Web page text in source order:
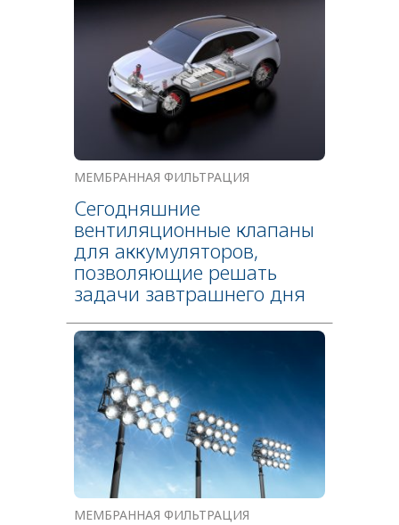
МЕМБРАННАЯ ФИЛЬТРАЦИЯ
Сегодняшние
вентиляционные клапаны
для аккумуляторов,
позволяющие решать
задачи завтрашнего дня
МЕМБРАННАЯ ФИЛЬТРАЦИЯ